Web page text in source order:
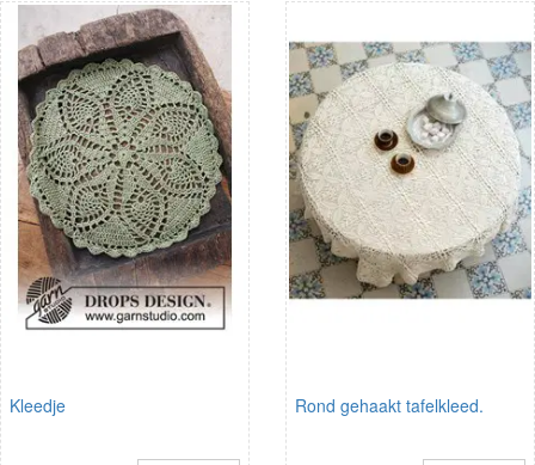
Kleedje Rond gehaakt tafelkleed.